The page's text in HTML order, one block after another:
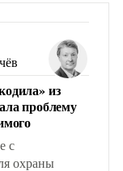
из
проблему
с
охраны